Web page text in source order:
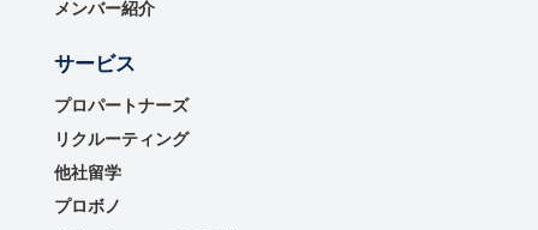
メンバー紹介
サービス
プロパートナーズ
リクルーティング
他社留学
プロボノ